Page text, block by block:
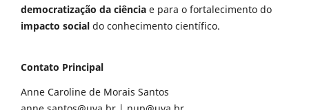
democratização da ciência e para o fortalecimento do
impacto social do conhecimento científico.
Contato Principal
Anne Caroline de Morais Santos